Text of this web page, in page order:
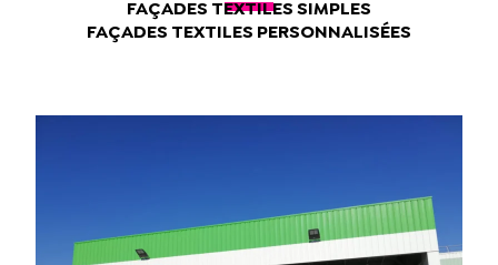
FAÇADES TEXTILES SIMPLES
FAÇADES TEXTILES PERSONNALISÉES